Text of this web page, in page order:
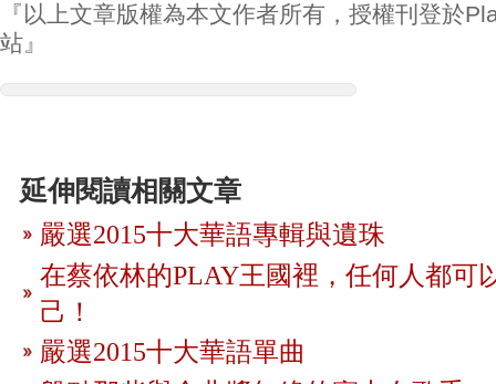
『以上文章版權為本文作者所有，授權刊登於
站』
延伸閱讀相關文章
嚴選2015十大華語專輯與遺珠
在蔡依林的PLAY王國裡，任何人都可
己！
嚴選2015十大華語單曲